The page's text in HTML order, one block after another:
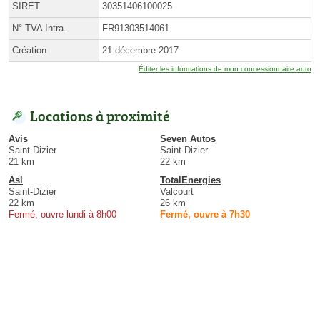
SIRET 30351406100025
N° TVA Intra. FR91303514061
Création 21 décembre 2017
Éditer les informations de mon concessionnaire auto
Locations à proximité
Avis
Saint-Dizier
21 km
Seven Autos
Saint-Dizier
22 km
Asl
Saint-Dizier
22 km
Fermé, ouvre lundi à 8h00
TotalEnergies
Valcourt
26 km
Fermé, ouvre à 7h30